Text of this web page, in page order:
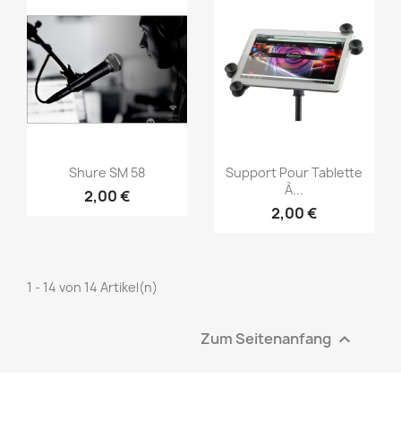
Vorschau
Shure SM 58
2,00 €
Vorschau
Support Pour Tablette
À...
2,00 €
1 - 14 von 14 Artikel(n)
Zum Seitenanfang 